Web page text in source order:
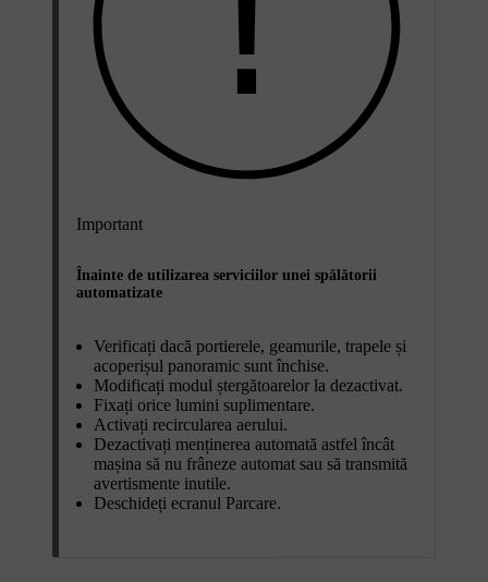
Important
Înainte de utilizarea serviciilor unei spălătorii
automatizate
Verificați dacă portierele, geamurile, trapele și
acoperișul panoramic sunt închise.
Modificați modul ștergătoarelor la dezactivat.
Fixați orice lumini suplimentare.
Activați recircularea aerului.
Dezactivați menținerea automată astfel încât
mașina să nu frâneze automat sau să transmită
avertismente inutile.
Deschideți ecranul Parcare.